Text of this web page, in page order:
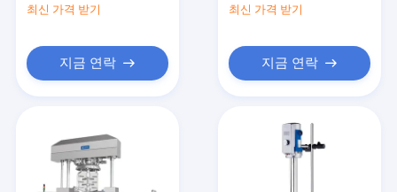
제품
VR 쇼
최신 가격 받기
지금 연락
최신 가격 받기
지금 연락